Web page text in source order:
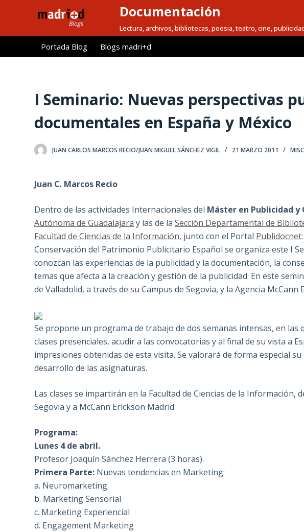
l
Documentación
Lectura, archivos, bibliotecas, poesia, teatro, cine,
Portada Blog Blogs madri+d
I Seminario: Nuevas perspectivas
documentales en España y México
JUAN CARLOS MARCOS RECIO/JUAN MIGUEL SÁNCHEZ VIGIL 21 MARZO 2011
Juan C. Marcos Recio
Dentro de las actividades Internacionales del Máster en Publicidad y
Autónoma de Guadalajara y las de laSección Departamental de
Facultad de Ciencias de la Información, junto con el Portal Publidocnet
Conservación del Patrimonio Publicitario Español se organiza este I
conozcan las experiencias de la publicidad y la documentación, la
temas que afecta a la creación y gestión de la publicidad. En este
de Valladolid, a través de su Campus de Segovia, y la Agencia McCann
Se propone un programa de trabajo de dos semanas intensas, en las
clases presenciales, acudir a las convocatorias y al final de su vista a
impresiones obtenidas de esta visita. Se valorará de forma especial
desarrollo de las asignaturas.
Las clases se impartirán en la Facultad de Ciencias de la Información,
Segovia y a McCann Erickson Madrid.
Programa:
Lunes 4 de abril.
Profesor Joaquín Sánchez Herrera (3 horas).
Primera Parte: Nuevas tendencias en Marketing:
a. Neuromarketing
b. Marketing Sensorial
c. Marketing Experiencial
d. Engagement Marketing